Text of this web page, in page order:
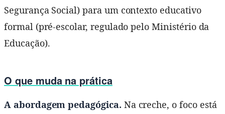
Segurança Social) para um contexto educativo
formal (pré-escolar, regulado pelo Ministério da
Educação).
O que muda na prática
A abordagem pedagógica. Na creche, o foco está